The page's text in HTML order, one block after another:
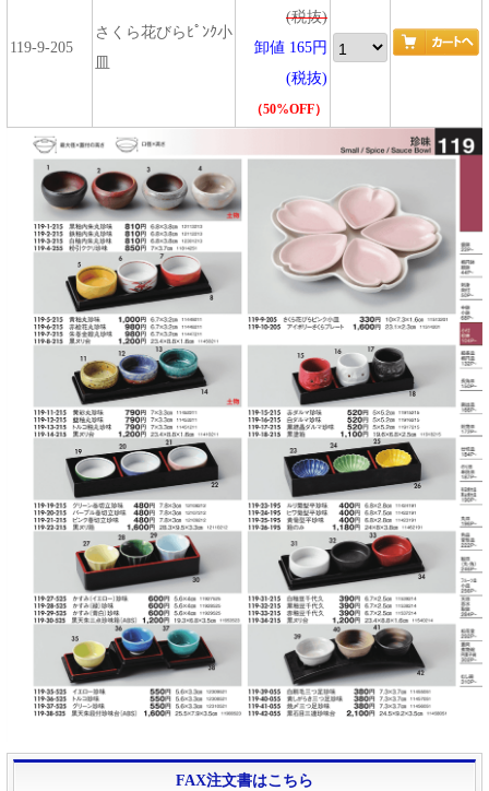
119-9-205
さくら花びらﾋﾟﾝｸ小
(税抜)
卸値 165円
(税抜)
（50%OFF）
FAX注文書はこちら